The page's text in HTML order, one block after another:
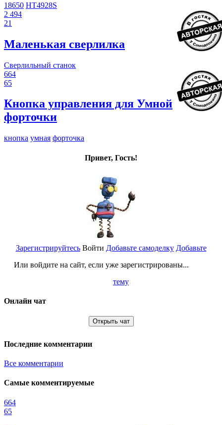
18650 HT4928S
2 494
21
Маленькая сверлилка
Сверлильный станок
664
65
Кнопка управления для Умной
форточки
кнопка умная форточка
Привет, Гость!
Зарегистрируйтесь
Или войдите на сайт, если уже зарегистрированы...
Войти Добавьте самоделку Добавьте
тему
Онлайн чат
Открыть чат
Последние комментарии
Все комментарии
Самые комментируемые
664
65